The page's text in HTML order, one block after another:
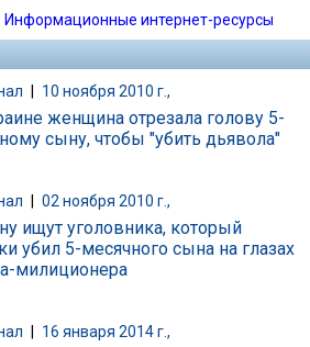
Информационные интернет-ресурсы
| 10 ноября 2010 г.,
женщина отрезала голову 5-
сыну, чтобы "убить дьявола"
02 ноября 2010 г.,
ищут уголовника, который
убил 5-месячного сына на глазах
милиционера
16 января 2014 г.,